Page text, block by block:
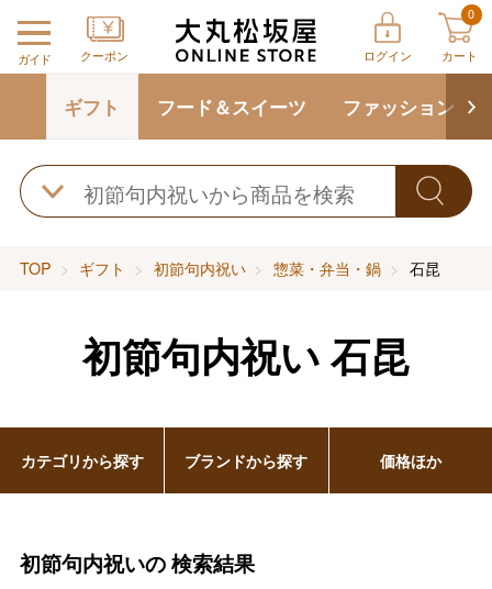
ガイド クーポン ログイン
0
カート
ギフト フード＆スイーツ ファッション
TOP ギフト 初節句内祝い 惣菜・弁当・鍋 石昆
初節句内祝い 石昆
初節句内祝いの検索結果
カテゴリから探す ブランドから探す 価格ほか